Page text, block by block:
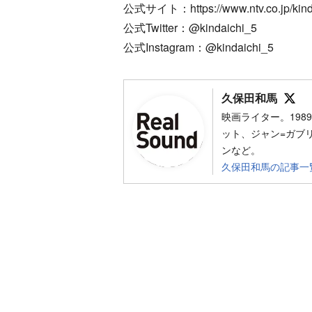
公式サイト：https://www.ntv.co.jp/
公式Twitter：@kindaichi_5
公式Instagram：@kindaichi_5
久保田和馬
映画ライター。
ット、ジャン=ガブ
ンなど。
久保田和馬の記事